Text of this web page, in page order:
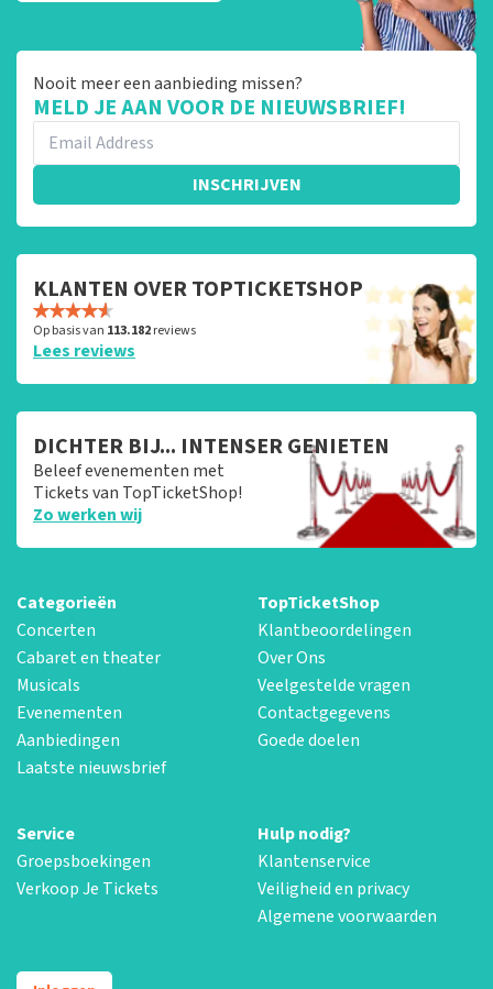
Nooit meer een aanbieding missen?
MELD JE AAN VOOR DE NIEUWSBRIEF!
INSCHRIJVEN
KLANTEN OVER TOPTICKETSHOP
Op basis van 113.182reviews
Lees reviews
DICHTER BIJ... INTENSER GENIETEN
Beleef evenementen met
Tickets van TopTicketShop!
Zo werken wij
Categorieën
Concerten
Cabaret en theater
Musicals
Evenementen
Aanbiedingen
Laatste nieuwsbrief
TopTicketShop
Klantbeoordelingen
Over Ons
Veelgestelde vragen
Contactgegevens
Goede doelen
Service
Groepsboekingen
Verkoop Je Tickets
Hulp nodig?
Klantenservice
Veiligheid en privacy
Algemene voorwaarden